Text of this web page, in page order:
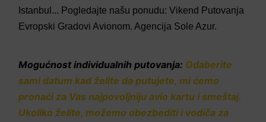
Istanbul... Pogledajte našu ponudu: Vikend Putovanja
Evropski Gradovi Avionom. Agencija Sole Azur.
Mogućnost individualnih putovanja: Odaberite
sami datum kad želite da putujete, mi ćemo
pronaći za Vas najpovoljniju avio kartu i smeštaj.
Ukoliko želite, možemo obezbediti i vodiča za